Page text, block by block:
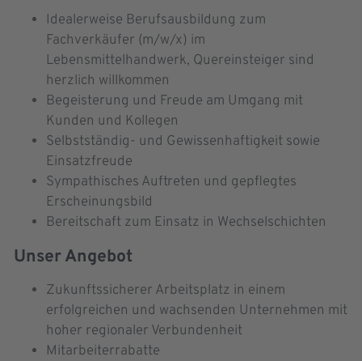
Idealerweise Berufsausbildung zum
Fachverkäufer (m/w/x) im
Lebensmittelhandwerk, Quereinsteiger sind
herzlich willkommen
Begeisterung und Freude am Umgang mit
Kunden und Kollegen
Selbstständig- und Gewissenhaftigkeit sowie
Einsatzfreude
Sympathisches Auftreten und gepflegtes
Erscheinungsbild
Bereitschaft zum Einsatz in Wechselschichten
Unser Angebot
Zukunftssicherer Arbeitsplatz in einem
erfolgreichen und wachsenden Unternehmen mit
hoher regionaler Verbundenheit
Mitarbeiterrabatte